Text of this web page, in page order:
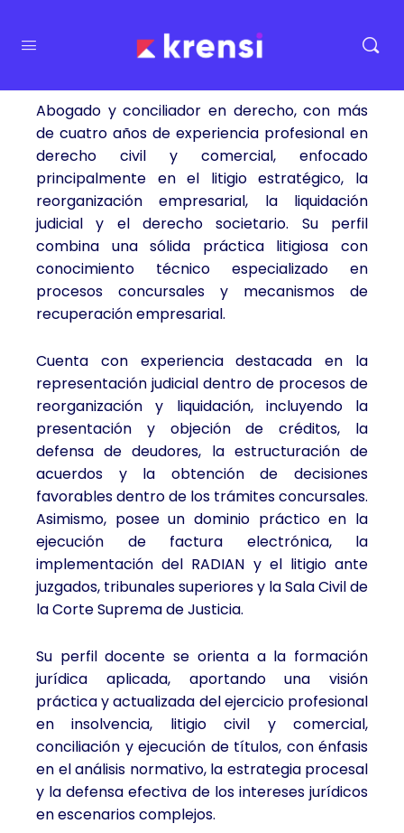
Abogado y conciliador en derecho, con más
de cuatro años de experiencia profesional en
derecho civil y comercial, enfocado
principalmente en el litigio estratégico, la
reorganización empresarial, la liquidación
judicial y el derecho societario. Su perfil
combina una sólida práctica litigiosa con
conocimiento técnico especializado en
procesos concursales y mecanismos de
recuperación empresarial.
Cuenta con experiencia destacada en la
representación judicial dentro de procesos de
reorganización y liquidación, incluyendo la
presentación y objeción de créditos, la
defensa de deudores, la estructuración de
acuerdos y la obtención de decisiones
favorables dentro de los trámites concursales.
Asimismo, posee un dominio práctico en la
ejecución de factura electrónica, la
implementación del RADIAN y el litigio ante
juzgados, tribunales superiores y la Sala Civil de
la Corte Suprema de Justicia.
Su perfil docente se orienta a la formación
jurídica aplicada, aportando una visión
práctica y actualizada del ejercicio profesional
en insolvencia, litigio civil y comercial,
conciliación y ejecución de títulos, con énfasis
en el análisis normativo, la estrategia procesal
y la defensa efectiva de los intereses jurídicos
en escenarios complejos.